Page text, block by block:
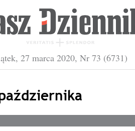
27 marca 2020, Nr 73 (6731)